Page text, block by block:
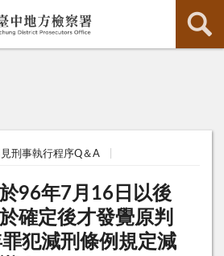
刑事執行程序Q＆A
96年7月16日以後
確定後才發覺原判
犯減刑條例規定減